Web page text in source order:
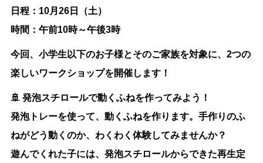
日程：10月26日（土）
時間：午前10時～午後3時
今回、小学生以下のお子様とそのご家族を対象に、2つの
楽しいワークショップを開催します！
🚢 発泡スチロールで動くふねを作ってみよう！
発泡トレーを使って、動くふねを作ります。手作りのふ
ねがどう動くのか、わくわく体験してみませんか？
遊んでくれた子には、発泡スチロールからできた再生定